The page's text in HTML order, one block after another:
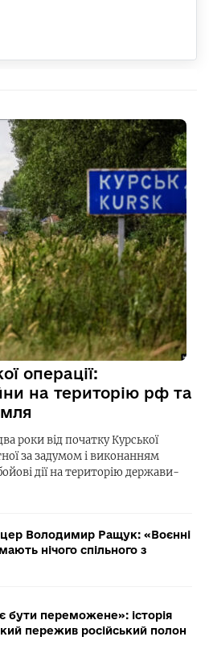
операції:
на територію рф та
роки від початку Курської
за задумом і виконанням
дії на територію держави-
Володимир Ращук: «Воєнні
нічого спільного з
бути переможене»: історія
пережив російський полон